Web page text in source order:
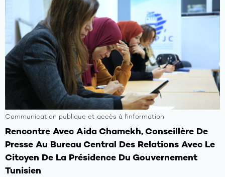
Communication publique et accès à l'information
Rencontre Avec Aida Chamekh, Conseillère De
Presse Au Bureau Central Des Relations Avec Le
Citoyen De La Présidence Du Gouvernement
Tunisien